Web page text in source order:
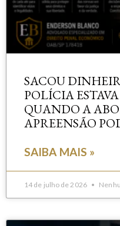
SACOU
POLÍCIA
QUANDO A
APREENSÃO
SAIBA MAIS »
14 de julho de 2026